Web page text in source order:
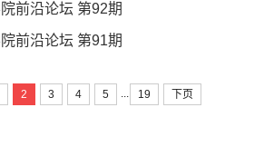
前沿论坛 第92期
前沿论坛 第91期
2 3 4 5 ... 19 下页